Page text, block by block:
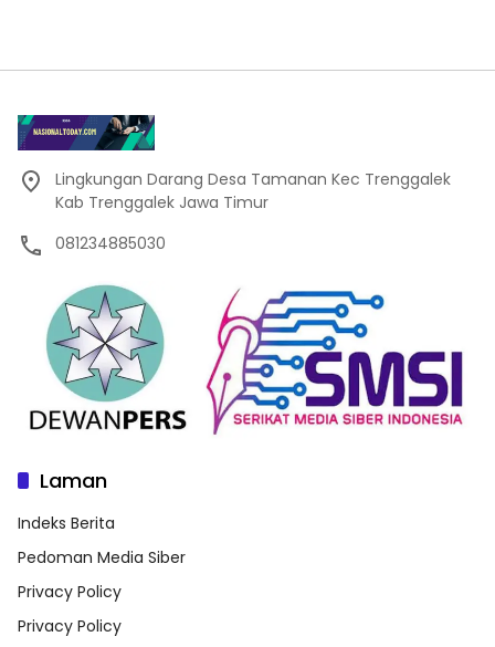
Lingkungan Darang Desa Tamanan Kec Trenggalek
Kab Trenggalek Jawa Timur
081234885030
Laman
Indeks Berita
Pedoman Media Siber
Privacy Policy
Privacy Policy